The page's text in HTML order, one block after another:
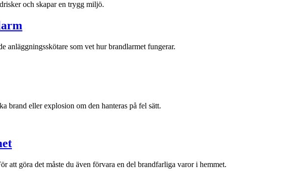
och skapar en trygg miljö.
anläggningsskötare som vet hur brandlarmet fungerar.
brand eller explosion om den hanteras på fel sätt.
att göra det måste du även förvara en del brandfarliga varor i hemmet.